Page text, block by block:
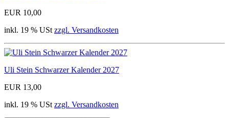
EUR 10,00
inkl. 19 % USt zzgl. Versandkosten
Uli Stein Schwarzer Kalender 2027
EUR 13,00
inkl. 19 % USt zzgl. Versandkosten